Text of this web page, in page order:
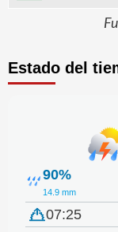
Estado del
90%
14.9 mm
07:25